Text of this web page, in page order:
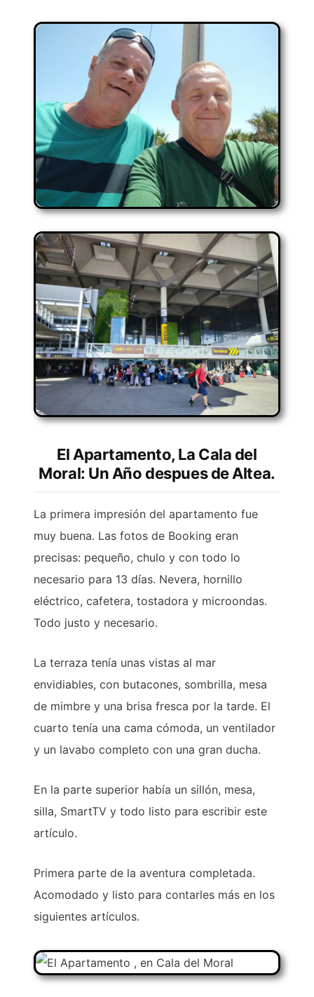
El Apartamento, La Cala del
Moral: Un Año despues de Altea.
La primera impresión del apartamento fue
muy buena. Las fotos de Booking eran
precisas: pequeño, chulo y con todo lo
necesario para 13 días. Nevera, hornillo
eléctrico, cafetera, tostadora y microondas.
Todo justo y necesario.
La terraza tenía unas vistas al mar
envidiables, con butacones, sombrilla, mesa
de mimbre y una brisa fresca por la tarde. El
cuarto tenía una cama cómoda, un ventilador
y un lavabo completo con una gran ducha.
En la parte superior había un sillón, mesa,
silla, SmartTV y todo listo para escribir este
artículo.
Primera parte de la aventura completada.
Acomodado y listo para contarles más en los
siguientes artículos.